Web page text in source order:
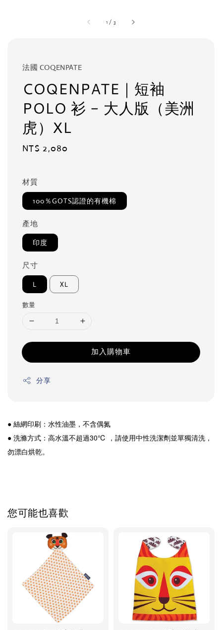
1 / 3
法國 COQENPATE
COQENPATE｜短袖
POLO 衫 - 大人版（美洲
虎）XL
Regular
NT$ 2,080
材質
100％GOTS認證的有機棉
產地
印度
尺寸
L XL
數量
加入購物車
分享
● 絲網印刷：水性油墨，不含偶氮
● 洗滌方式：高水溫不超過30℃ ，請使用中性洗潔劑並單獨清洗，
勿漂白烘乾。
您可能也喜歡